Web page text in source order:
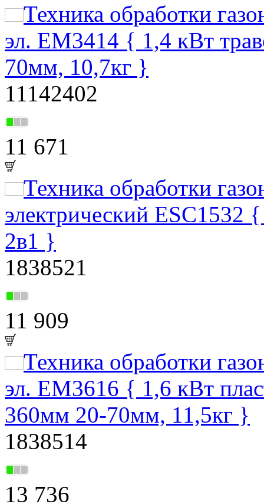
Техника обработки
эл. EM3414 { 1,4 кВт
70мм, 10,7кг }
11142402
11 671
Техника обработки
электрический ESC1532
2в1 }
1838521
11 909
Техника обработки
эл. EM3616 { 1,6 кВт
360мм 20-70мм, 11,5кг }
1838514
13 736